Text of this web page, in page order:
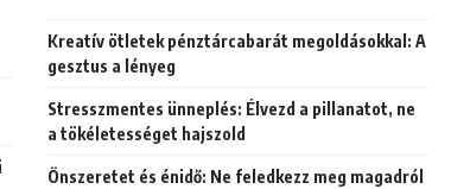
Kreatív ötletek pénztárcabarát megoldásokkal: A
gesztus a lényeg
Stresszmentes ünneplés: Élvezd a pillanatot, ne
a tökéletességet hajszold
Önszeretet és énidő: Ne feledkezz meg magadról